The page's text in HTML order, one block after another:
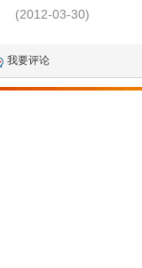
(2012-03-30)
我要评论